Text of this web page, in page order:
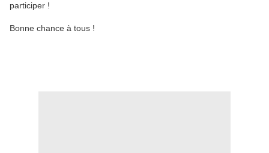
participer !
Bonne chance à tous !